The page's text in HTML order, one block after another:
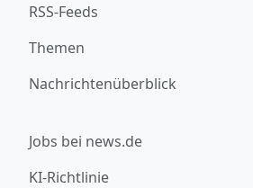
RSS-Feeds
Themen
Nachrichtenüberblick
Jobs bei news.de
KI-Richtlinie